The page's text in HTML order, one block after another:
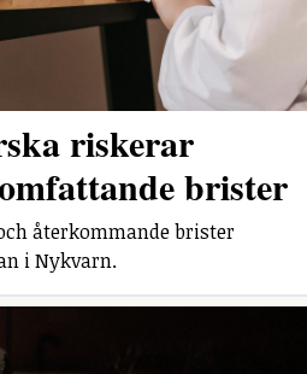
riskerar
brister
återkommande brister
i Nykvarn.